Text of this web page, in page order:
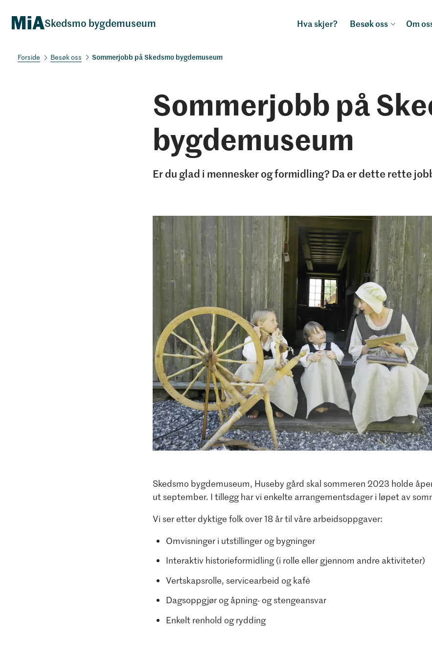
Skedsmo bygdemuseum Hva skjer? Besøk oss Om
Besøk oss Sommerjobb på Skedsmo bygdemuseum
Sommerjobb på
bygdemuseum
Er du glad i mennesker og formidling? Da er dette rette
Skedsmo bygdemuseum, Huseby gård skal sommeren 2023 holde
ut september. I tillegg har vi enkelte arrangementsdager i løpet av
Vi ser etter dyktige folk over 18 år til våre arbeidsoppgaver:
Omvisninger i utstillinger og bygninger
Interaktiv historieformidling (i rolle eller gjennom andre aktiviteter)
Vertskapsrolle, servicearbeid og kafé​
Dagsoppgjør og åpning- og stengeansvar
Enkelt renhold og rydding